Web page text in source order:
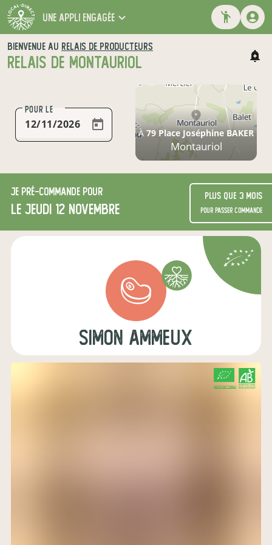
une appli engagée
BIENVENUE AU RELAIS DE PRODUCTEURS
RELAIS DE MONTAURIOL
POUR LE
À79 Place Joséphine BAKER
Montauriol
Je pré-commande pour
le jeudi 12 novembre
Plus que 3 mois
pour passer commande
simon ammeux
CERTIFIÉ PAR FR-BIO-16
AGRICULTURE FRANCE